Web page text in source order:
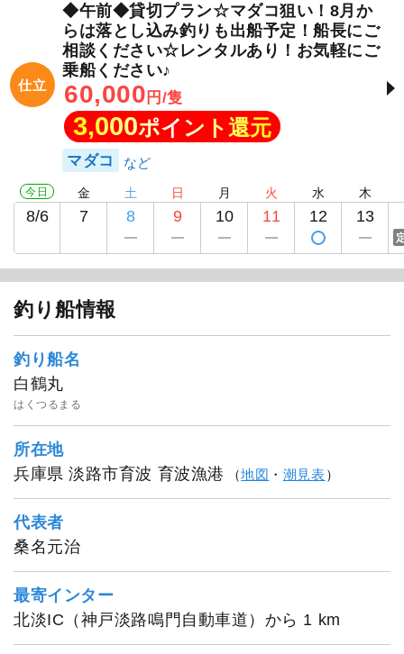
仕立
◆午前◆貸切プラン☆マダコ狙い！8月か
らは落とし込み釣りも出船予定！船長にご
相談ください☆レンタルあり！お気軽にご
乗船ください♪
60,000 円/隻
3,000ポイント還元
マダコ
今日
8/6
金
7
土
8
日
9
月
10
火
11
水
12
木
13
釣り船情報
釣り船名
白鶴丸
はくつるまる
所在地
兵庫県 淡路市育波 育波漁港
（地図 ・ 潮見表）
代表者
桑名元治
最寄インター
北淡IC（神戸淡路鳴門自動車道）から 1 km